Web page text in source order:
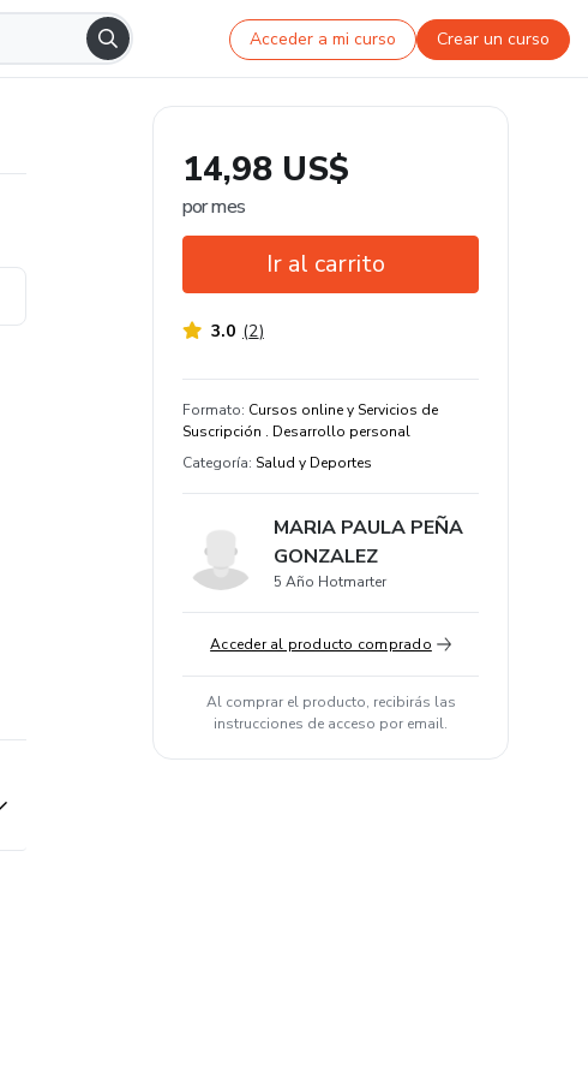
Acceder a mi curso Crear un curso
14,98 US$
por mes
Ir al carrito
3.0 (2)
Estudia a tu manera y en cualquier
dispositivo
+300 estudiantes
Formato: Cursos online y Servicios de
Suscripción . Desarrollo personal
Categoría: Salud y Deportes
MARIA PAULA PEÑA
GONZALEZ
5 Año Hotmarter
Acceder al producto comprado
Al comprar el producto, recibirás las
instrucciones de acceso por email.